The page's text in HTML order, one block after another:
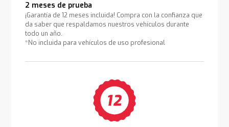
2 meses de prueba
¡Garantía de 12 meses incluida! Compra con la confianza que
da saber que respaldamos nuestros vehículos durante
todo un año.
*No incluida para vehículos de uso profesional